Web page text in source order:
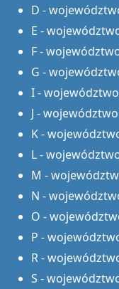
D -
E -
F -
G -
I -
J -
K -
L -
M -
N -
O -
P -
R -
S -